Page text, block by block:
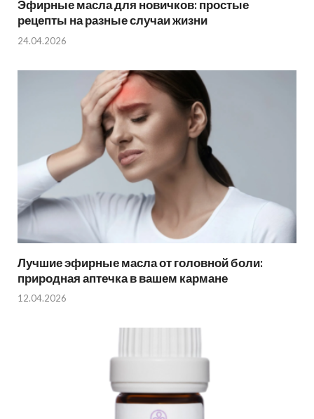
Эфирные масла для новичков: простые
рецепты на разные случаи жизни
24.04.2026
Лучшие эфирные масла от головной боли:
природная аптечка в вашем кармане
12.04.2026